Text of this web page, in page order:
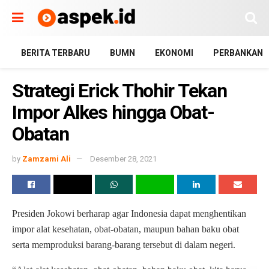
BERITA TERBARU BUMN EKONOMI PERBANKAN
Strategi Erick Thohir Tekan
Impor Alkes hingga Obat-
Obatan
by Zamzami Ali Desember 28, 2021
Presiden Jokowi berharap agar Indonesia dapat menghentikan
impor alat kesehatan, obat-obatan, maupun bahan baku obat
serta memproduksi barang-barang tersebut di dalam negeri.